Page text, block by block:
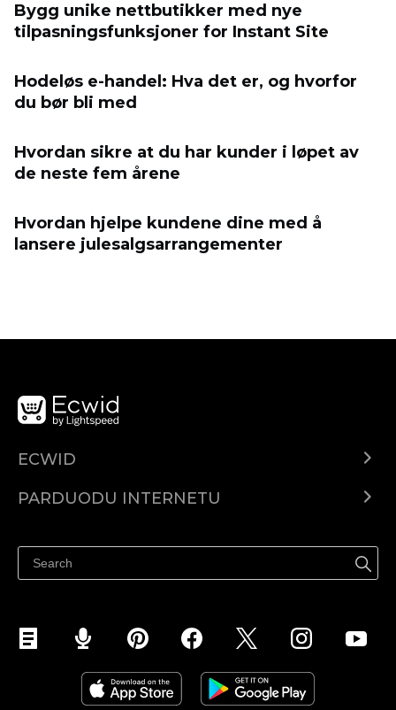
Bygg unike nettbutikker med nye
tilpasningsfunksjoner for Instant Site
Hodeløs e-handel: Hva det er, og hvorfor
du bør bli med
Hvordan sikre at du har kunder i løpet av
de neste fem årene
Hvordan hjelpe kundene dine med å
lansere julesalgsarrangementer
ECWID
Kainodara
PARDUODU INTERNETU
Parduodu Facebook
Parduodu Instagram